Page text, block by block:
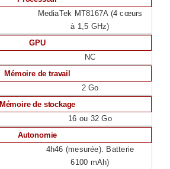
MediaTek MT8167A (4 cœurs
à 1,5 GHz)
GPU
NC
Mémoire de travail
2 Go
Mémoire de stockage
16 ou 32 Go
Autonomie
4h46 (mesurée). Batterie
6100 mAh)